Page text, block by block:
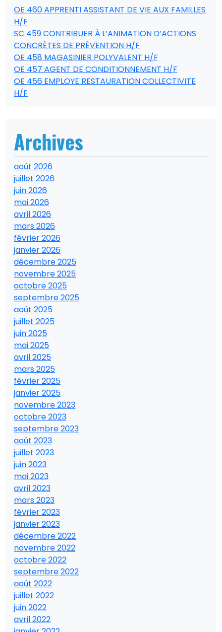
OE 460 APPRENTI ASSISTANT DE VIE AUX FAMILLES
H/F
SC 459 CONTRIBUER À L’ANIMATION D’ACTIONS
CONCRÈTES DE PRÉVENTION H/F
OE 458 MAGASINIER POLYVALENT H/F
OE 457 AGENT DE CONDITIONNEMENT H/F
OE 456 EMPLOYE RESTAURATION COLLECTIVITE
H/F
Archives
août 2026
juillet 2026
juin 2026
mai 2026
avril 2026
mars 2026
février 2026
janvier 2026
décembre 2025
novembre 2025
octobre 2025
septembre 2025
août 2025
juillet 2025
juin 2025
mai 2025
avril 2025
mars 2025
février 2025
janvier 2025
novembre 2023
octobre 2023
septembre 2023
août 2023
juillet 2023
juin 2023
mai 2023
avril 2023
mars 2023
février 2023
janvier 2023
décembre 2022
novembre 2022
octobre 2022
septembre 2022
août 2022
juillet 2022
juin 2022
avril 2022